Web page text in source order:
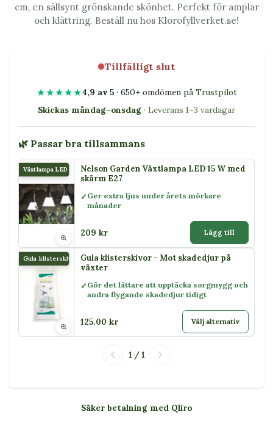
cm, en sällsynt grönskande skönhet. Perfekt för amplar
och klättring. Beställ nu hos Klorofyllverket.se!
Tillfälligt slut
★★★★★4,9 av 5· 650+ omdömen på Trustpilot
Skickas måndag–onsdag · Leverans 1–3 vardagar
🌿 Passar bra tillsammans
Växtlampa LED 15 WNelson Garden Växtlampa LED 15 W med
skärm E27
Ger extra ljus under årets mörkare
månader
209 kr Lägg till
Gula klisterskivor
Gula klisterskivor - Mot skadedjur på
växter
Gör det lättare att upptäcka sorgmygg och
andra flygande skadedjur tidigt
125.00 kr Välj alternativ
1 / 1
Säker betalning med Qliro